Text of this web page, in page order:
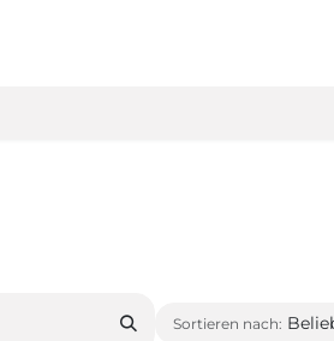
Sortieren nach: